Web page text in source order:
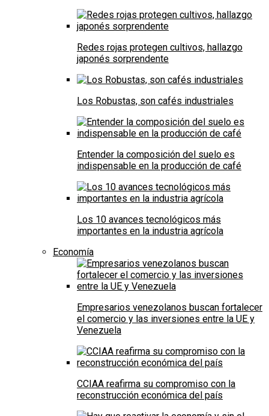
Redes rojas protegen cultivos, hallazgo
japonés sorprendente
Los Robustas, son cafés industriales
Entender la composición del suelo es
indispensable en la producción de café
Los 10 avances tecnológicos más
importantes en la industria agrícola
Economía
Empresarios venezolanos buscan fortalecer
el comercio y las inversiones entre la UE y
Venezuela
CCIAA reafirma su compromiso con la
reconstrucción económica del país